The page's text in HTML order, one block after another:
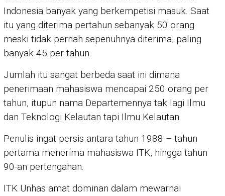
Indonesia banyak yang berkempetisi masuk. Saat
itu yang diterima pertahun sebanyak 50 orang
meski tidak pernah sepenuhnya diterima, paling
banyak 45 per tahun.
Jumlah itu sangat berbeda saat ini dimana
penerimaan mahasiswa mencapai 250 orang per
tahun, itupun nama Departemennya tak lagi Ilmu
dan Teknologi Kelautan tapi Ilmu Kelautan.
Penulis ingat persis antara tahun 1988 – tahun
pertama menerima mahasiswa ITK, hingga tahun
90-an pertengahan.
ITK Unhas amat dominan dalam mewarnai